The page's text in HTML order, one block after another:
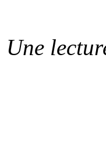
Une